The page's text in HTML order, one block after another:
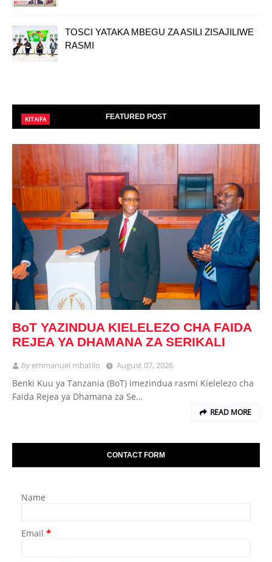
TOSCI YATAKA MBEGU ZA ASILI ZISAJILIWE
RASMI
FEATURED POST
KITAIFA
BoT YAZINDUA KIELELEZO CHA FAIDA
REJEA YA DHAMANA ZA SERIKALI
byemmanuel mbatilo August 07, 2026
Benki Kuu ya Tanzania (BoT) imezindua rasmi Kielelezo cha
Faida Rejea ya Dhamana za Se…
READ MORE
CONTACT FORM
Name
Email *